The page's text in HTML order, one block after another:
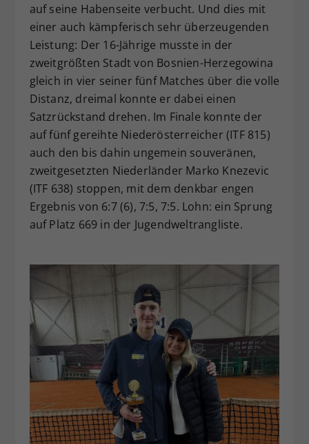
auf seine Habenseite verbucht. Und dies mit
einer auch kämpferisch sehr überzeugenden
Leistung: Der 16-Jährige musste in der
zweitgrößten Stadt von Bosnien-Herzegowina
gleich in vier seiner fünf Matches über die volle
Distanz, dreimal konnte er dabei einen
Satzrückstand drehen. Im Finale konnte der
auf fünf gereihte Niederösterreicher (ITF 815)
auch den bis dahin ungemein souveränen,
zweitgesetzten Niederländer Marko Knezevic
(ITF 638) stoppen, mit dem denkbar engen
Ergebnis von 6:7 (6), 7:5, 7:5. Lohn: ein Sprung
auf Platz 669 in der Jugendweltrangliste.